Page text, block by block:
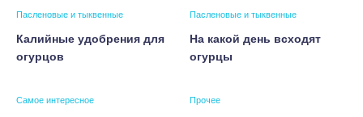
Пасленовые и тыквенные
Калийные удобрения для
огурцов
Пасленовые и тыквенные
На какой день всходят
огурцы
Самое интересное Прочее